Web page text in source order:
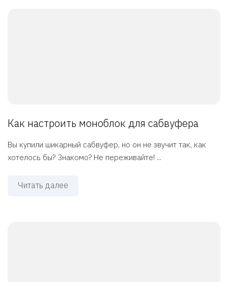
Как настроить моноблок для сабвуфера
Вы купили шикарный сабвуфер, но он не звучит так, как
хотелось бы? Знакомо? Не переживайте! ...
Читать далее